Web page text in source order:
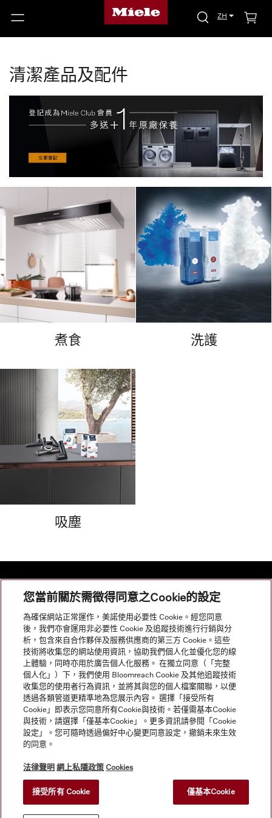
ZH
清潔產品及配件
煮食 洗護
吸塵
網站導航
服務
© Copyright, Miele Hong Kong Ltd. All rights reserved.
您當前關於需徵得同意之Cookie的設定
為確保網站正常運作，美諾使用必要性 Cookie。經您同意
後，我們亦會運用非必要性 Cookie 及追蹤技術進行行銷與分
析，包含來自合作夥伴及服務供應商的第三方 Cookie。這些
技術將收集您的網站使用資訊，協助我們個人化並優化您的線
上體驗，同時亦用於廣告個人化服務。 在獨立同意（「完整
個人化」）下，我們使用 Bloomreach Cookie 及其他追蹤技術
收集您的使用者行為資訊，並將其與您的個人檔案關聯，以便
透過各類管道更精準地為您展示內容。 選擇「接受所有
Cookie」即表示您同意所有Cookie與技術。若僅需基本Cookie
與技術，請選擇「僅基本Cookie」。更多資訊請參閱「Cookie
設定」。您可隨時透過偏好中心變更同意設定，撤銷未來生效
的同意。
法律聲明 網上私隱政策 Cookies
接受所有 Cookie 僅基本Cookie